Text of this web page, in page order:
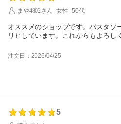
まや4802さん
女性 50代
オススメのショップです。パスタソ
リピしています。これからもよろし
注文日：2026/04/25
5